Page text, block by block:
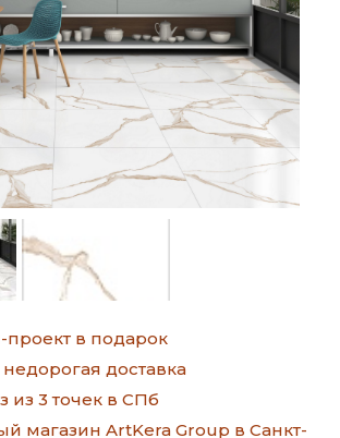
проект в подарок
доставка
из 3 точек в СПб
магазин ArtKera Group в Санкт-